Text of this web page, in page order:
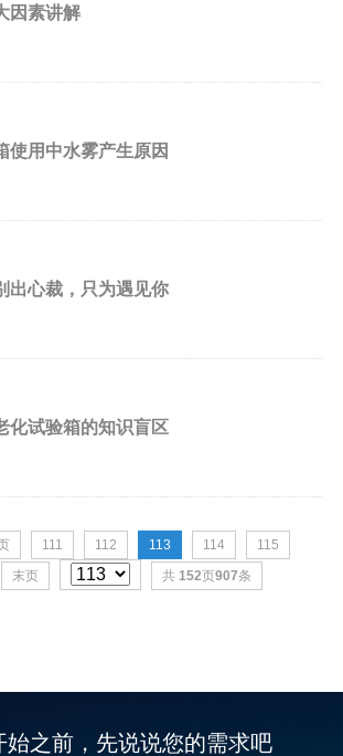
因素讲解
使用中水雾产生原因
出心裁，只为遇见你
化试验箱的知识盲区
111 112 113 114
115
末页 共 152页907条
始之前，先说说您的需求吧